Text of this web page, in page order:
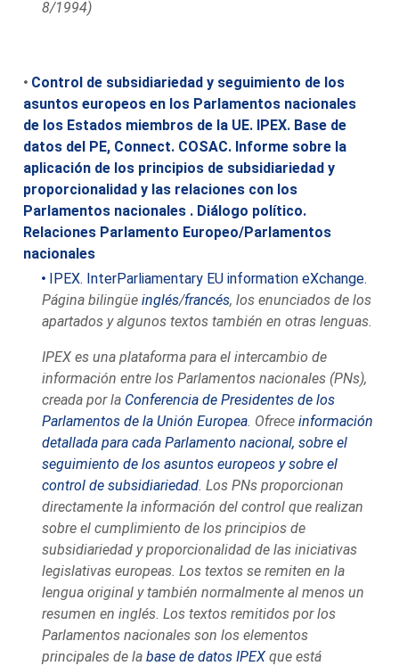
8/1994)
Control de subsidiariedad y seguimiento de los
asuntos europeos en los Parlamentos nacionales
de los Estados miembros de la UE. IPEX. Base de
datos del PE, Connect. COSAC. Informe sobre la
aplicación de los principios de subsidiariedad y
proporcionalidad y las relaciones con los
Parlamentos nacionales . Diálogo político.
Relaciones Parlamento Europeo/Parlamentos
nacionales
IPEX. InterParliamentary EU information eXchange.
Página bilingüeinglés/francés, los enunciados de los
apartados y algunos textos también en otras lenguas.
IPEX es una plataforma para el intercambio de
información entre los Parlamentos nacionales (PNs),
creada por la Conferencia de Presidentes de los
Parlamentos de la Unión Europea. Ofreceinformación
detallada para cada Parlamento nacional, sobre el
seguimiento de los asuntos europeos y sobre el
control de subsidiariedad. Los PNs proporcionan
directamente la información del control que realizan
sobre el cumplimiento de los principios de
subsidiariedad y proporcionalidad de las iniciativas
legislativas europeas. Los textos se remiten en la
lengua original y también normalmente al menos un
resumen en inglés. Los textos remitidos por los
Parlamentos nacionales son los elementos
principales de labase de datos IPEX que está